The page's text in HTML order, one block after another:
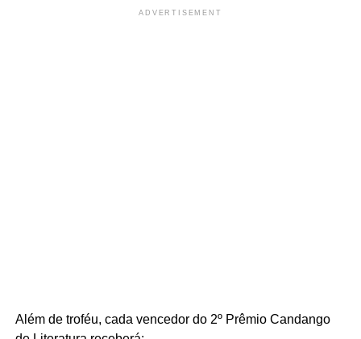
ADVERTISEMENT
Além de troféu, cada vencedor do 2º Prêmio Candango